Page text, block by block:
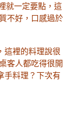
就一定要點，這
不好，口感過於
這裡的料理說很
客人都吃得很開
手料理？下次有